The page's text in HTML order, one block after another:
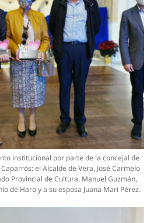
institucional por parte de la concejal de
el Alcalde de Vera, José Carmelo
Provincial de Cultura, Manuel Guzmán,
de Haro y a su esposa Juana Mari Pérez.